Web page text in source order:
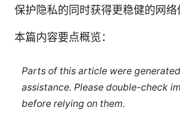
保护隐私的同时获得更稳健的网络
本篇内容要点概览：
Parts of this article were
assistance. Please double-check
before relying on them.